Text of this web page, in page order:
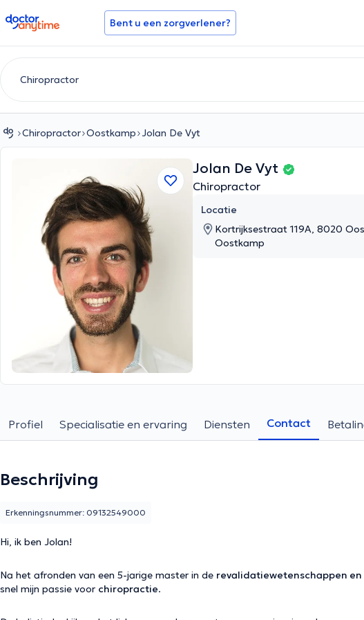
doctoranytime Bent u een zorgverlener?
Chiropractor Oostkamp Jolan De Vyt
Jolan De Vyt
Chiropractor
Locatie
Kortrijksestraat 119A, 8020
Oostkamp
Profiel Specialisatie en ervaring Diensten Contact
Beschrijving
Hi, ik ben Jolan!
Na het afronden van een 5-jarige master in de revalidatiewetenschappen en
snel mijn passie voor chiropractie.
Erkenningsnummer: 09132549000